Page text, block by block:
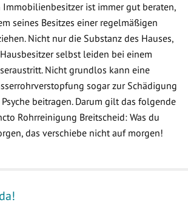
ist immer gut beraten,
seines Besitzes einer regelmäßigen
Nicht nur die Substanz des Hauses,
selbst leiden bei einem
Nicht grundlos kann eine
sogar zur Schädigung
beitragen. Darum gilt das folgende
Rohrreinigung Breitscheid: Was du
das verschiebe nicht auf morgen!